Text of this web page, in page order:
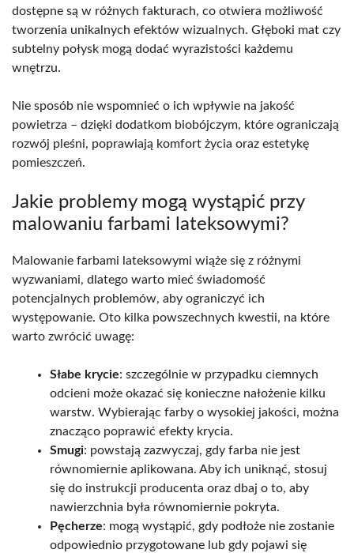
dostępne są w różnych fakturach, co otwiera możliwość
tworzenia unikalnych efektów wizualnych. Głęboki mat czy
subtelny połysk mogą dodać wyrazistości każdemu
wnętrzu.
Nie sposób nie wspomnieć o ich wpływie na jakość
powietrza – dzięki dodatkom biobójczym, które ograniczają
rozwój pleśni, poprawiają komfort życia oraz estetykę
pomieszczeń.
Jakie problemy mogą wystąpić przy
malowaniu farbami lateksowymi?
Malowanie farbami lateksowymi wiąże się z różnymi
wyzwaniami, dlatego warto mieć świadomość
potencjalnych problemów, aby ograniczyć ich
występowanie. Oto kilka powszechnych kwestii, na które
warto zwrócić uwagę:
Słabe krycie: szczególnie w przypadku ciemnych
odcieni może okazać się konieczne nałożenie kilku
warstw. Wybierając farby o wysokiej jakości, można
znacząco poprawić efekty krycia.
Smugi: powstają zazwyczaj, gdy farba nie jest
równomiernie aplikowana. Aby ich uniknąć, stosuj
się do instrukcji producenta oraz dbaj o to, aby
nawierzchnia była równomiernie pokryta.
Pęcherze: mogą wystąpić, gdy podłoże nie zostanie
odpowiednio przygotowane lub gdy pojawi się